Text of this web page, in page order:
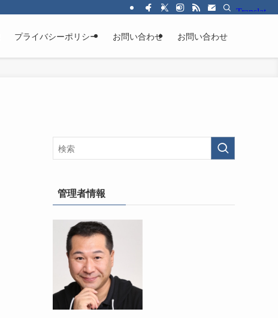
プライバシーポリシー お問い合わせ お問い合わせ
管理者情報